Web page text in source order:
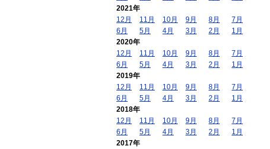
2021年
12月
11月 10月 9月 8月
7月
6月
5月 4月 3月 2月
1月
2020年
12月
11月 10月 9月 8月
7月
6月
5月 4月 3月 2月
1月
2019年
12月
11月 10月 9月 8月
7月
6月
5月 4月 3月 2月
1月
2018年
12月
11月 10月 9月 8月
7月
6月
5月 4月 3月 2月
1月
2017年